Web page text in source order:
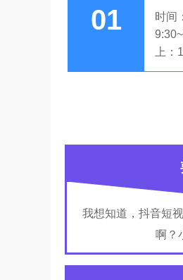
01
时间
上
我想知道，抖音短
啊？